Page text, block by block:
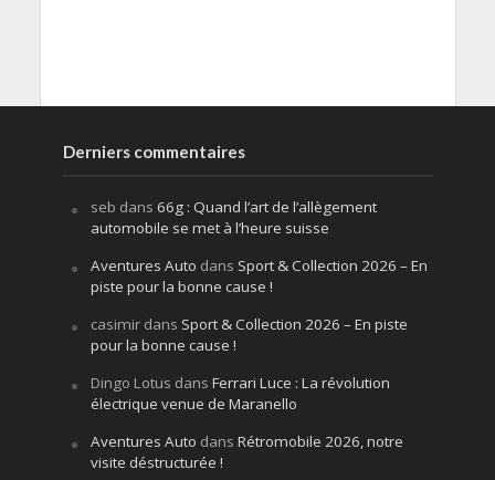
Derniers commentaires
seb dans 66g : Quand l’art de l’allègement
automobile se met à l’heure suisse
Aventures Auto dans Sport & Collection 2026 – En
piste pour la bonne cause !
casimirdans Sport & Collection 2026 – En piste
pour la bonne cause !
Dingo Lotus dans Ferrari Luce : La révolution
électrique venue de Maranello
Aventures Auto dans Rétromobile 2026, notre
visite déstructurée !